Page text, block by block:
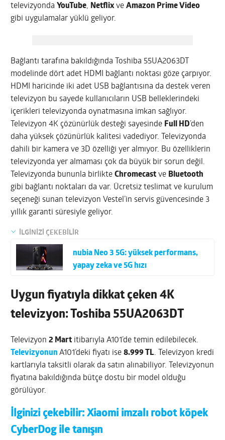
televizyonda YouTube, NetflixveAmazon Prime Video
gibi uygulamalar yüklü geliyor.
Bağlantı tarafına bakıldığında Toshiba 55UA2063DT
modelinde dört adet HDMI bağlantı noktası göze çarpıyor.
HDMI haricinde iki adet USB bağlantısına da destek veren
televizyon bu sayede kullanıcıların USB belleklerindeki
içerikleri televizyonda oynatmasına imkan sağlıyor.
Televizyon 4K çözünürlük desteği sayesinde Full HD’den
daha yüksek çözünürlük kalitesi vadediyor. Televizyonda
dahili bir kamera ve 3D özelliği yer almıyor. Bu özelliklerin
televizyonda yer almaması çok da büyük bir sorun değil.
Televizyonda bununla birlikteChromecast ve Bluetooth
gibi bağlantı noktaları da var. Ücretsiz teslimat ve kurulum
seçeneği sunan televizyon Vestel’in servis güvencesinde 3
yıllık garanti süresiyle geliyor.
İLGİNİZİ ÇEKEBİLİR
nubia Neo 3 5G: yüksek performans,
yapay zeka ve 5G hızı
Uygun fiyatıyla dikkat çeken 4K
televizyon: Toshiba 55UA2063DT
Televizyon2 Mart itibarıyla A101’de temin edilebilecek.
TelevizyonunA101’deki fiyatı ise8.999 TL. Televizyon kredi
kartlarıyla taksitli olarak da satın alınabiliyor. Televizyonun
fiyatına bakıldığında bütçe dostu bir model olduğu
görülüyor.
İlginizi çekebilir:Xiaomi imzalı robot köpek
CyberDog ile tanışın